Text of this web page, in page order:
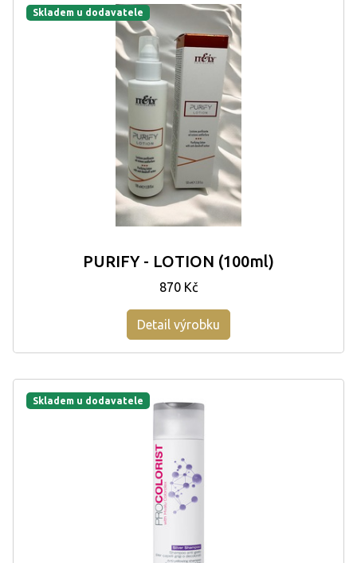
Skladem u dodavatele
PURIFY - LOTION (100ml)
870 Kč
Detail výrobku
Skladem u dodavatele